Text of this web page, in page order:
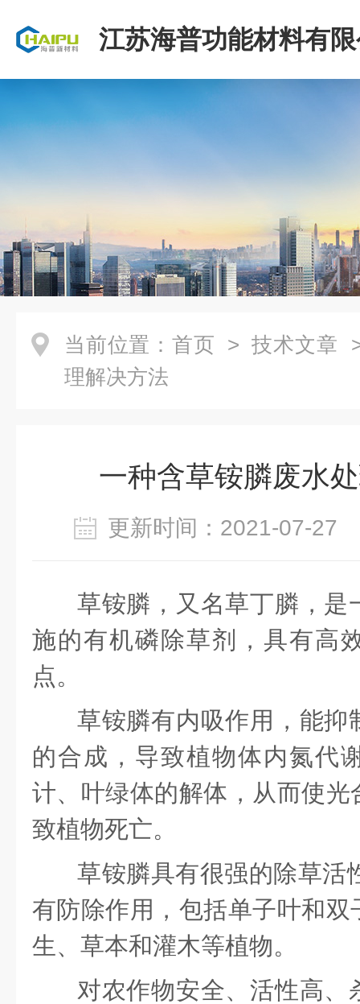
江苏海普功能材料有
当前位置： 首页 > 技术文章
理解决方法
一种含草铵膦废水
更新时间：2021-07-
草铵膦，又名草丁膦，是
施的有机磷除草剂，具有高
点。
草铵膦有内吸作用，能抑
的合成，导致植物体内氮代
计、叶绿体的解体，从而使
致植物死亡。
草铵膦具有很强的除草活
有防除作用，包括单子叶和
生、草本和灌木等植物。
对农作物安全、活性高、